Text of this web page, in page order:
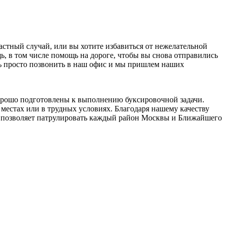
случай, или вы хотите избавиться от нежелательной
том числе помощь на дороге, чтобы вы снова отправились
просто позвонить в наш офис и мы пришлем наших
подготовлены к выполнению буксировочной задачи.
или в трудных условиях. Благодаря нашему качеству
патрулировать каждый район Москвы и Ближайшего